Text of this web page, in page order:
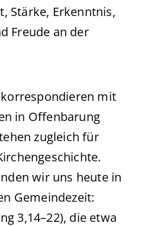
Stärke, Erkenntnis,
Freude an der
mit
in Offenbarung
zugleich für
wir uns heute in
Gemeindezeit:
3,14–22), die etwa